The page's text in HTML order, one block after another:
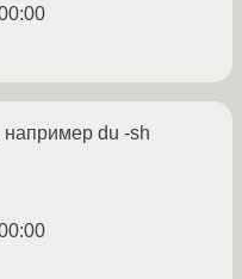
например du -sh